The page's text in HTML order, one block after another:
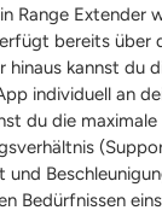
Range Extender
bereits über
hinaus kannst du
individuell an
du die
und
Bedürfnissen